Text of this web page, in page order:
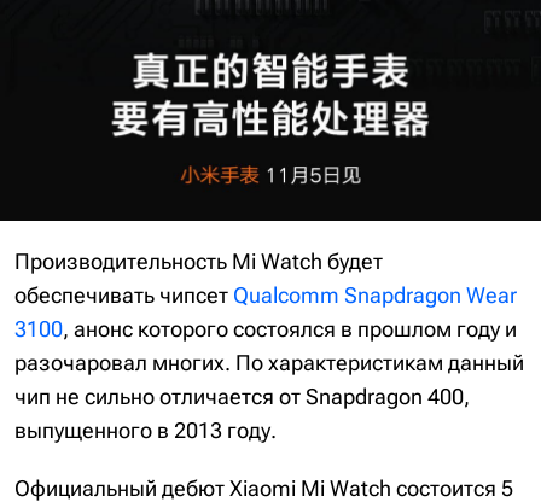
Производительность Mi Watch будет
обеспечивать чипсет Qualcomm Snapdragon Wear
3100, анонс которого состоялся в прошлом году и
разочаровал многих. По характеристикам данный
чип не сильно отличается от Snapdragon 400,
выпущенного в 2013 году.
Официальный дебют Xiaomi Mi Watch состоится 5